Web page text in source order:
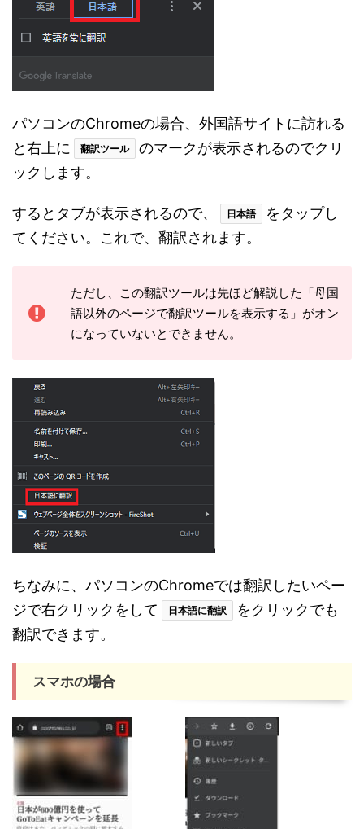
パソコンのChromeの場合、外国語サイトに訪れる
と右上に
翻訳ツール
のマークが表示されるのでクリ
ックします。
するとタブが表示されるので、 日本語
をタップし
てください。これで、翻訳されます。
ただし、この翻訳ツールは先ほど解説した「母国
語以外のページで翻訳ツールを表示する」がオン
になっていないとできません。
ちなみに、パソコンのChromeでは翻訳したいペー
ジで右クリックをして
日本語に翻訳
をクリックでも
翻訳できます。
スマホの場合